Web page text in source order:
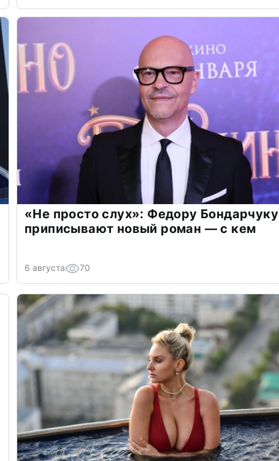
«Не просто слух»: Федору Бондарчуку
приписывают новый роман — с кем
6 августа 70